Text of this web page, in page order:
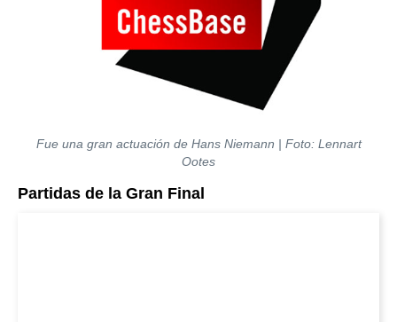
Fue una gran actuación de Hans Niemann | Foto: Lennart
Ootes
Partidas de la Gran Final